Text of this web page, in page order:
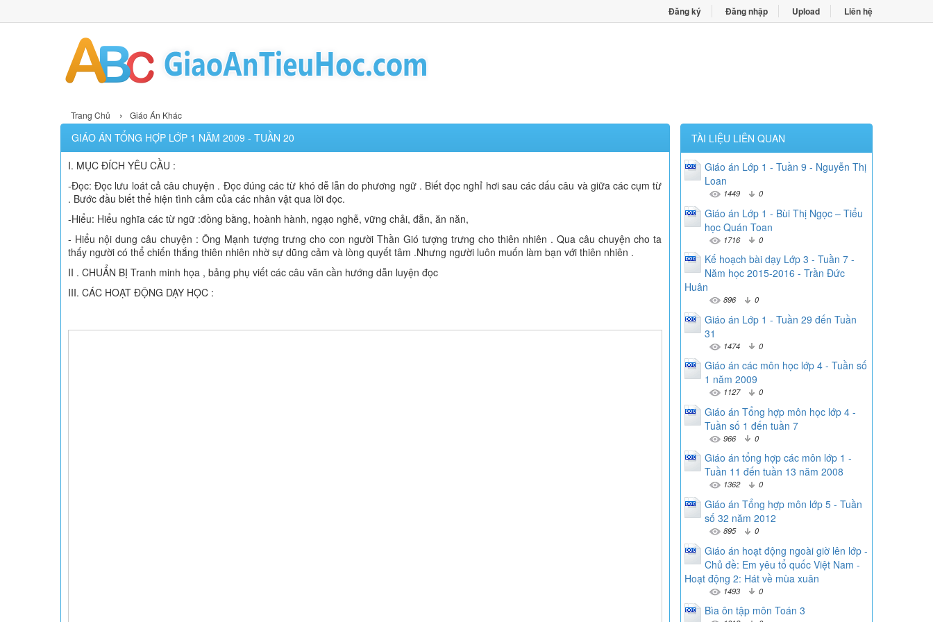
Đăng ký Đăng nhập Upload Liên hệ
Trang Chủ › Giáo Án Khác
GIÁO ÁN TỔNG HỢP LỚP 1 NĂM 2009 - TUẦN 20
I. MỤC ĐÍCH YÊU CẦU :
-Đọc: Đọc lưu loát cả câu chuyện . Đọc đúng các từ khó dễ lẫn do phương ngữ . Biết đọc nghỉ hơi sau các dấu câu và giữa các cụm từ
. Bước đầu biết thể hiện tình cảm của các nhân vật qua lời đọc.
-Hiểu: Hiểu nghĩa các từ ngữ :đồng bằng, hoành hành, ngạo nghễ, vững chải, đẵn, ăn năn,
- Hiểu nội dung câu chuyện : Ông Mạnh tượng trưng cho con người Thần Gió tượng trưng cho thiên nhiên . Qua câu chuyện cho ta
thấy người có thể chiến thắng thiên nhiên nhờ sự dũng cảm và lòng quyết tâm .Nhưng người luôn muốn làm bạn với thiên nhiên .
II . CHUẨN BỊ Tranh minh họa , bảng phụ viết các câu văn cần hướng dẫn luyện đọc
III. CÁC HOẠT ĐỘNG DẠY HỌC :
TÀI LIỆU LIÊN QUAN
Giáo án Lớp 1 - Tuần 9 - Nguyễn Thị
Loan
1449 0
Giáo án Lớp 1 - Bùi Thị Ngọc – Tiểu
học Quán Toan
1716 0
Kế hoạch bài dạy Lớp 3 - Tuần 7 -
Năm học 2015-2016 - Trần Đức
Huân
896 0
Giáo án Lớp 1 - Tuần 29 đến Tuần
31
1474 0
Giáo án các môn học lớp 4 - Tuần số
1 năm 2009
1127 0
Giáo án Tổng hợp môn học lớp 4 -
Tuần số 1 đến tuần 7
966 0
Giáo án tổng hợp các môn lớp 1 -
Tuần 11 đến tuần 13 năm 2008
1362 0
Giáo án Tổng hợp môn lớp 5 - Tuần
số 32 năm 2012
895 0
Giáo án hoạt động ngoài giờ lên lớp -
Chủ đề: Em yêu tổ quốc Việt Nam -
Hoạt động 2: Hát về mùa xuân
1493 0
Bìa ôn tập môn Toán 3